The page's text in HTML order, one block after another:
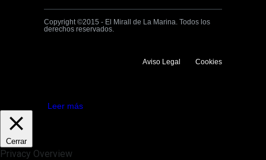
Copyright ©2015 - El Mirall de La Marina. Todos los
derechos reservados.
Aviso Legal Cookies
Leer más
Cerrar
Privacy Overview